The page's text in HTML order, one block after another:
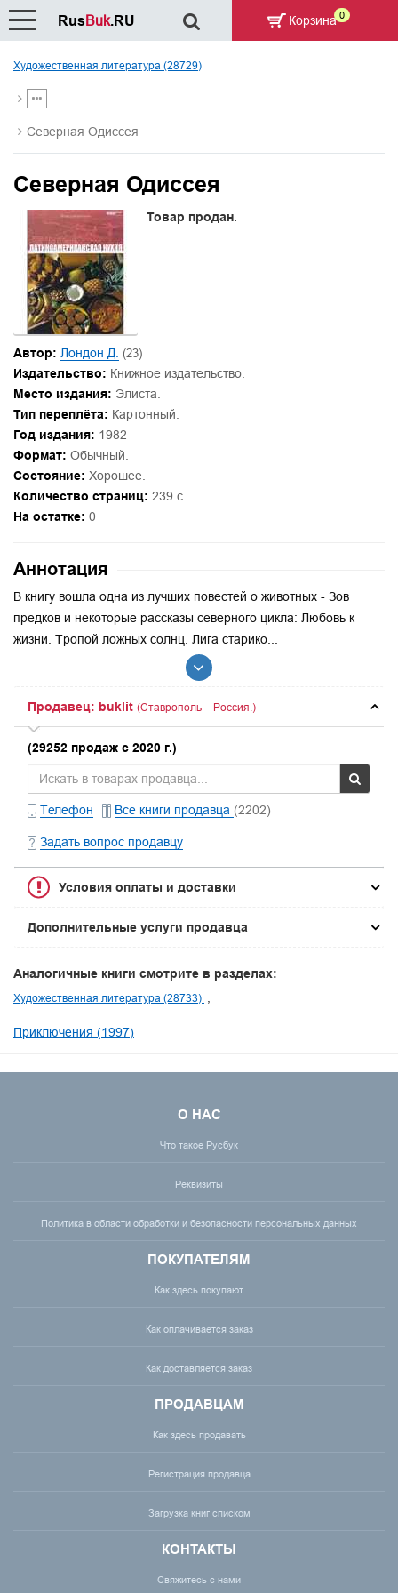
Художественная литература (28729)
Северная Одиссея
Северная Одиссея
Товар продан.
Автор: Лондон Д. (23)
Издательство: Книжное издательство.
Место издания: Элиста.
Тип переплёта: Картонный.
Год издания: 1982
Формат: Обычный.
Состояние: Хорошее.
Количество страниц: 239 с.
На остатке: 0
Аннотация
В книгу вошла одна из лучших повестей о животных - Зов
предков и некоторые рассказы северного цикла: Любовь к
жизни. Тропой ложных солнц. Лига старико...
Продавец: buklit (Ставрополь – Россия.)
(29252 продаж с 2020 г.)
Телефон Все книги продавца (2202)
Задать вопрос продавцу
Условия оплаты и доставки
Дополнительные услуги продавца
Аналогичные книги смотрите в разделах:
Художественная литература (28733)
Приключения (1997)
О НАС
Что такое Русбук
Реквизиты
Политика в области обработки и безопасности персональных данных
ПОКУПАТЕЛЯМ
Как здесь покупают
Как оплачивается заказ
Как доставляется заказ
ПРОДАВЦАМ
Как здесь продавать
Регистрация продавца
Загрузка книг списком
КОНТАКТЫ
Свяжитесь с нами
RusBuk.RU Корзина 0